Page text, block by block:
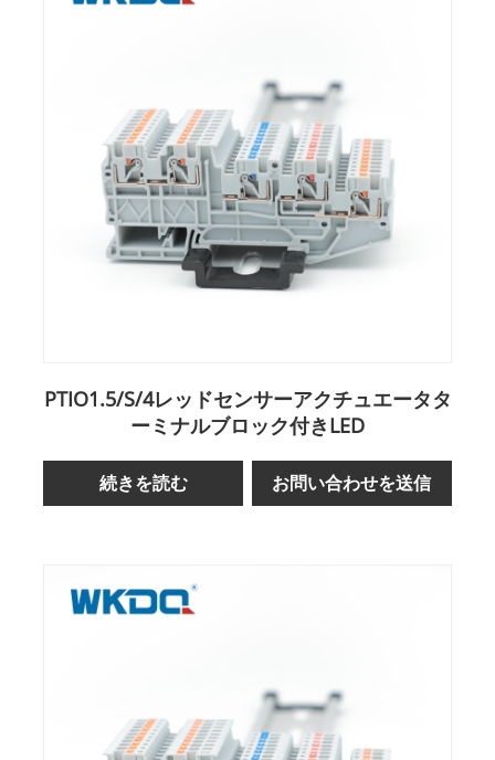
PTIO1.5/S/4レッドセンサーアクチュエータタ
ーミナルブロック付きLED
続きを読む お問い合わせを送信